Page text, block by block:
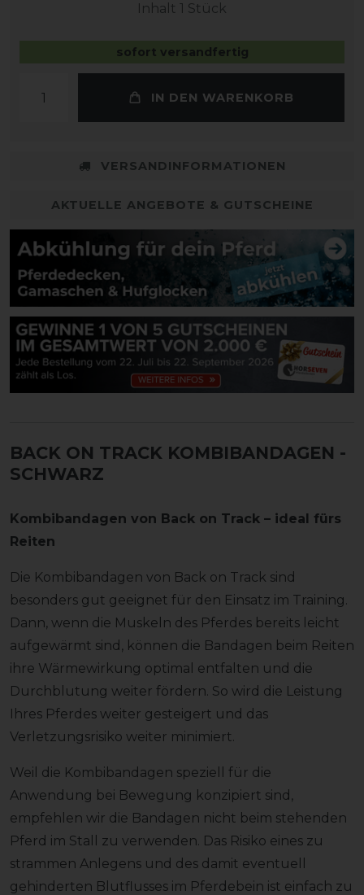
Inhalt 1 Stück
sofort versandfertig
IN DEN WARENKORB
VERSANDINFORMATIONEN
AKTUELLE ANGEBOTE & GUTSCHEINE
BACK ON TRACK KOMBIBANDAGEN -
SCHWARZ
Kombibandagen von Back on Track – ideal fürs
Reiten
Die Kombibandagen von Back on Track sind
besonders gut geeignet für den Einsatz im Training.
Dann, wenn die Muskeln des Pferdes bereits leicht
aufgewärmt sind, können die Bandagen beim Reiten
ihre Wärmewirkung optimal entfalten und die
Durchblutung weiter fördern. So wird die Leistung
Ihres Pferdes weiter gesteigert und das
Verletzungsrisiko weiter minimiert.
Weil die Kombibandagen speziell für die
Anwendung bei Bewegung konzipiert sind,
empfehlen wir die Bandagen nicht beim stehenden
Pferd im Stall zu verwenden. Das Risiko eines zu
strammen Anlegens und des damit eventuell
gehinderten Blutflusses im Pferdebein ist einfach zu